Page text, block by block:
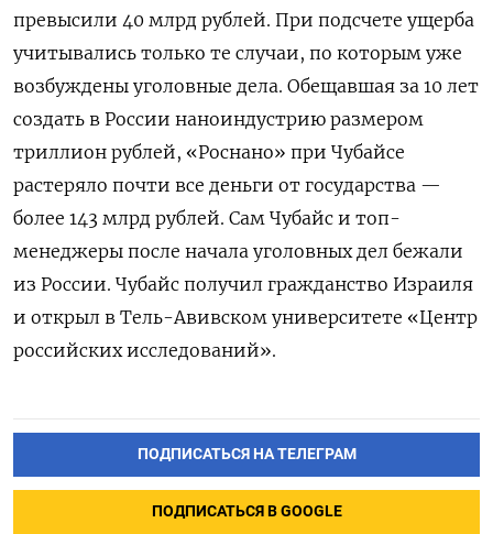
превысили 40 млрд рублей. При подсчете ущерба
учитывались только те случаи, по которым уже
возбуждены уголовные дела. Обещавшая за 10 лет
создать в России наноиндустрию размером
триллион рублей, «Роснано» при Чубайсе
растеряло почти все деньги от государства —
более 143 млрд рублей. Сам Чубайс и топ-
менеджеры после начала уголовных дел бежали
из России. Чубайс получил гражданство Израиля
и открыл в Тель-Авивском университете «Центр
российских исследований».
ПОДПИСАТЬСЯ НА ТЕЛЕГРАМ
ПОДПИСАТЬСЯ В GOOGLE